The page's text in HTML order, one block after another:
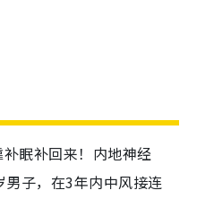
眠补回来！内地神经
子，在3年内中风接连